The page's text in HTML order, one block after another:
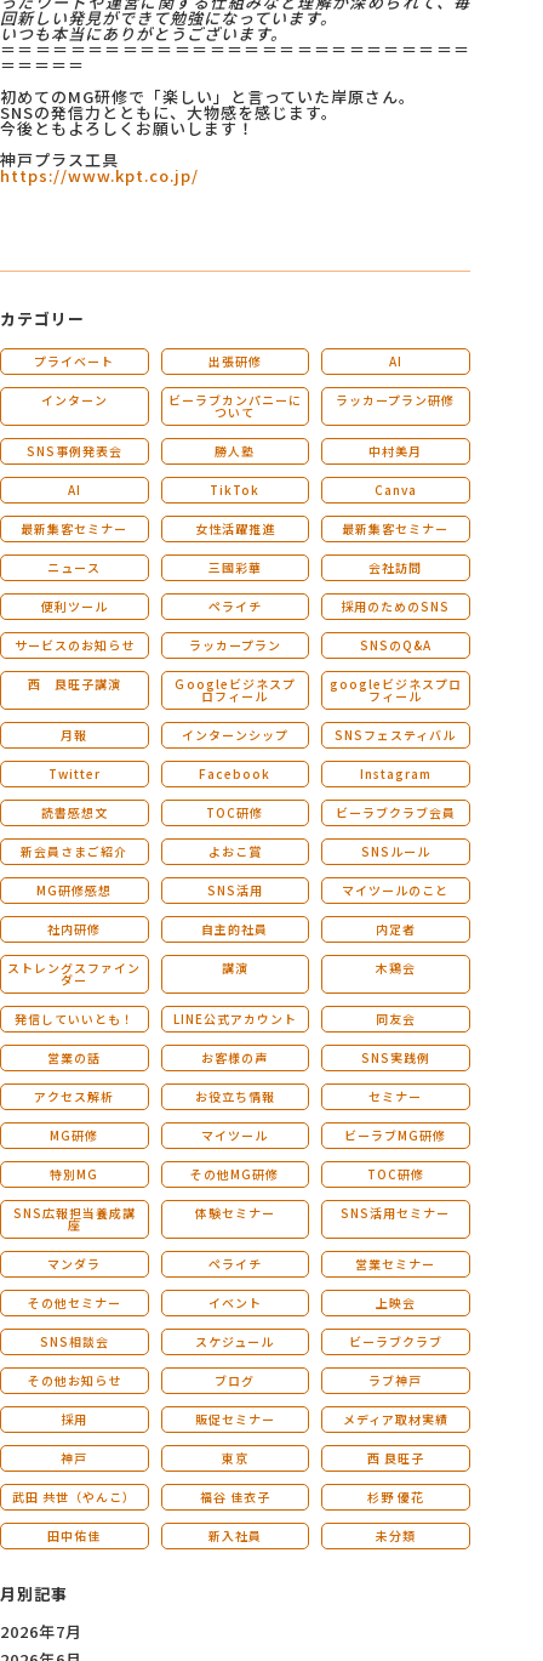
回新しい発見ができて勉強になっています。
いつも本当にありがとうございます。
＝＝＝＝＝＝＝＝＝＝＝＝＝＝＝＝＝＝＝＝＝＝＝＝＝＝＝
＝＝＝＝＝
初めてのMG研修で「楽しい」と言っていた岸原さん。
SNSの発信力とともに、大物感を感じます。
今後ともよろしくお願いします！
神戸プラス工具
https://www.kpt.co.jp/
カテゴリー
プライベート 出張研修 AI
インターン ビーラブカンパニーに
ついて
ラッカープラン研修
SNS事例発表会 勝人塾 中村美月
AI TikTok Canva
最新集客セミナー 女性活躍推進 最新集客セミナー
ニュース 三國彩華 会社訪問
便利ツール ペライチ 採用のためのSNS
サービスのお知らせ ラッカープラン SNSのQ&A
西 良旺子講演 Ｇoogleビジネスプ
ロフィール
googleビジネスプロ
フィール
月報 インターンシップ SNSフェスティバル
Twitter Facebook Instagram
読書感想文 TOC研修 ビーラブクラブ会員
新会員さまご紹介 よおこ賞 SNSルール
MG研修感想 SNS活用 マイツールのこと
社内研修 自主的社員 内定者
ストレングスファイン
ダー
講演 木鶏会
発信していいとも！ LINE公式アカウント 同友会
営業の話 お客様の声 SNS実践例
アクセス解析 お役立ち情報 セミナー
MG研修 マイツール ビーラブMG研修
特別MG その他MG研修 TOC研修
SNS広報担当養成講
座
体験セミナー SNS活用セミナー
マンダラ ペライチ 営業セミナー
その他セミナー イベント 上映会
SNS相談会 スケジュール ビーラブクラブ
その他お知らせ ブログ ラブ神戸
採用 販促セミナー メディア取材実績
神戸 東京 西 良旺子
武田 共世（やんこ） 福谷 佳衣子 杉野 優花
田中佑佳 新入社員 未分類
月別記事
2026年7月